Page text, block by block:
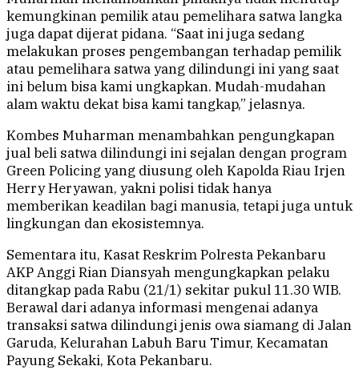
kemungkinan pemilik atau pemelihara satwa langka
juga dapat dijerat pidana. “Saat ini juga sedang
melakukan proses pengembangan terhadap pemilik
atau pemelihara satwa yang dilindungi ini yang saat
ini belum bisa kami ungkapkan. Mudah-mudahan
alam waktu dekat bisa kami tangkap,” jelasnya.
Kombes Muharman menambahkan pengungkapan
jual beli satwa dilindungi ini sejalan dengan program
Green Policing yang diusung oleh Kapolda Riau Irjen
Herry Heryawan, yakni polisi tidak hanya
memberikan keadilan bagi manusia, tetapi juga untuk
lingkungan dan ekosistemnya.
Sementara itu, Kasat Reskrim Polresta Pekanbaru
AKP Anggi Rian Diansyah mengungkapkan pelaku
ditangkap pada Rabu (21/1) sekitar pukul 11.30 WIB.
Berawal dari adanya informasi mengenai adanya
transaksi satwa dilindungi jenis owa siamang di Jalan
Garuda, Kelurahan Labuh Baru Timur, Kecamatan
Payung Sekaki, Kota Pekanbaru.